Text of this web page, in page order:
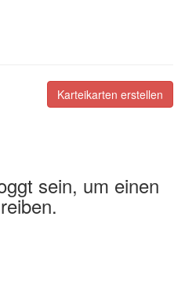
Karteikarten erstellen
sein, um einen